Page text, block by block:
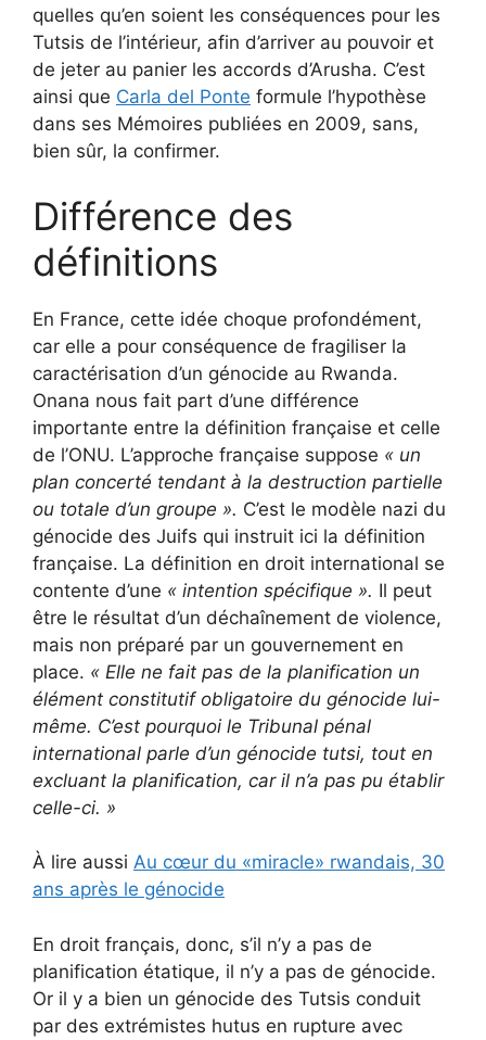
quelles qu’en soient les conséquences pour les
Tutsis de l’intérieur, afin d’arriver au pouvoir et
de jeter au panier les accords d’Arusha. C’est
ainsi que Carla del Ponte formule l’hypothèse
dans ses Mémoires publiées en 2009, sans,
bien sûr, la confirmer.
Différence des
définitions
En France, cette idée choque profondément,
car elle a pour conséquence de fragiliser la
caractérisation d’un génocide au Rwanda.
Onana nous fait part d’une différence
importante entre la définition française et celle
de l’ONU. L’approche française suppose « un
plan concerté tendant à la destruction partielle
ou totale d’un groupe ». C’est le modèle nazi du
génocide des Juifs qui instruit ici la définition
française. La définition en droit international se
contente d’une « intention spécifique ». Il peut
être le résultat d’un déchaînement de violence,
mais non préparé par un gouvernement en
place. « Elle ne fait pas de la planification un
élément constitutif obligatoire du génocide lui-
même. C’est pourquoi le Tribunal pénal
international parle d’un génocide tutsi, tout en
excluant la planification, car il n’a pas pu établir
celle-ci. »
À lire aussi Au cœur du «miracle» rwandais, 30
ans après le génocide
En droit français, donc, s’il n’y a pas de
planification étatique, il n’y a pas de génocide.
Or il y a bien un génocide des Tutsis conduit
par des extrémistes hutus en rupture avec